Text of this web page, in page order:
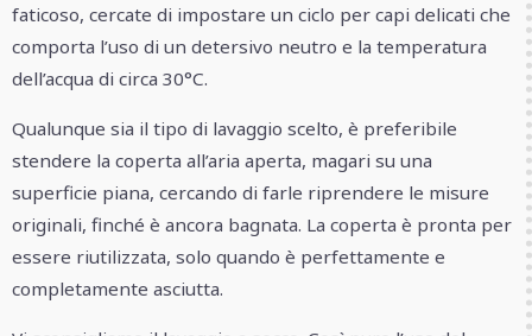
faticoso, cercate di impostare un ciclo per capi delicati che
comporta l’uso di un detersivo neutro e la temperatura
dell’acqua di circa 30°C.
Qualunque sia il tipo di lavaggio scelto, è preferibile
stendere la coperta all’aria aperta, magari su una
superficie piana, cercando di farle riprendere le misure
originali, finché è ancora bagnata. La coperta è pronta per
essere riutilizzata, solo quando è perfettamente e
completamente asciutta.